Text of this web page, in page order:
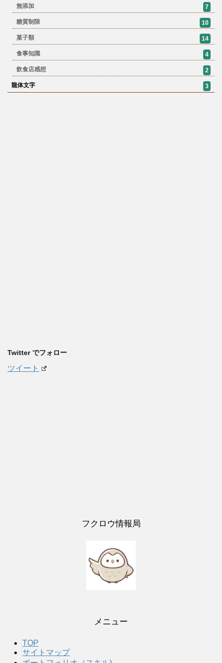
無添加
7
糖質制限 10
菓子類 14
食事知識 4
飲食店感想 2
龍体文字 3
Twitter でフォロー
ツイート
フクロウ情報局
メニュー
TOP
サイトマップ